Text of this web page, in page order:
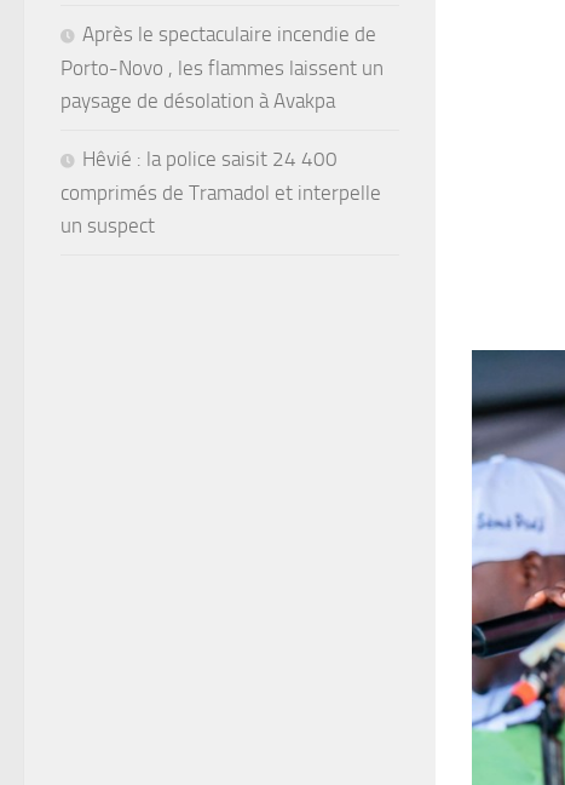
Après le spectaculaire incendie de
Porto-Novo , les flammes laissent un
paysage de désolation à Avakpa
Hêvié : la police saisit 24 400
comprimés de Tramadol et interpelle
un suspect